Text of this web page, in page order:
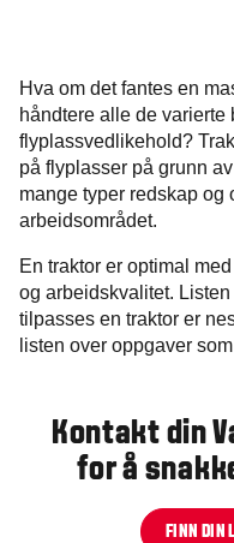
Hva om det fantes en
håndtere alle de varierte
flyplassvedlikehold?
på flyplasser på grunn
mange typer redskap og
arbeidsområdet.
En traktor er optimal
og arbeidskvalitet.
tilpasses en traktor er
listen over oppgaver
Kontakt din
for å
FINN DIN